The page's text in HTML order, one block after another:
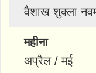
वैशाख शुक्ला
महीना
अप्रैल / मई